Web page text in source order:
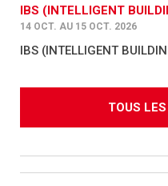
IBS (INTELLIGENT
14 OCT. AU 15 OCT. 2026
IBS (INTELLIGENT
TOUS